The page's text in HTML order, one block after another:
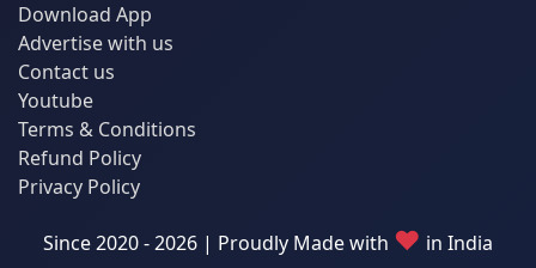
Download App
Advertise with us
Contact us
Youtube
Terms & Conditions
Refund Policy
Privacy Policy
Since 2020 - 2026 | Proudly Made with ♥ in India